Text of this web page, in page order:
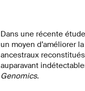
Dans une récente
un moyen d’améliorer
ancestraux
auparavant
Genomics.